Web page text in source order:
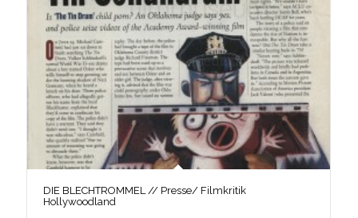
DIE BLECHTROMMEL // Presse/ Filmkritik
Hollywoodland